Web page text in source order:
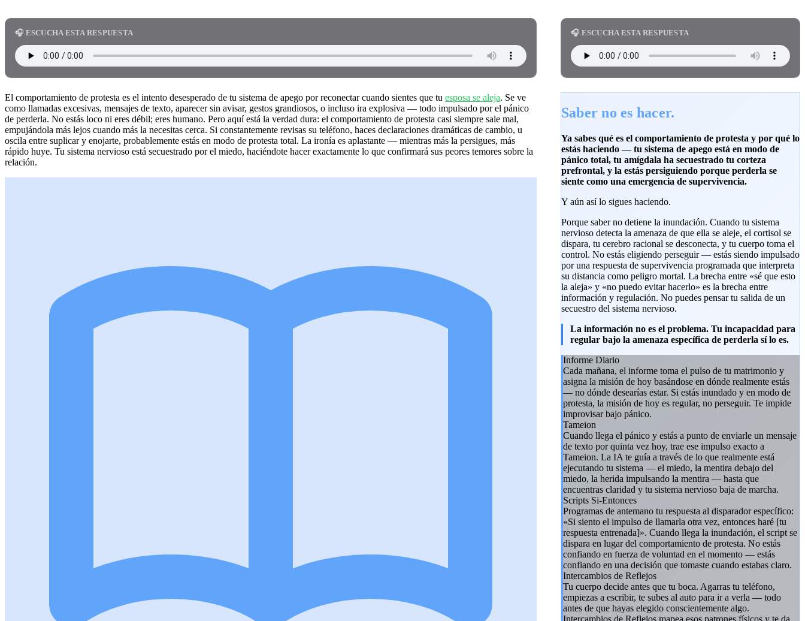
🎧 ESCUCHA ESTA RESPUESTA
El comportamiento de protesta es el intento desesperado de tu sistema de apego por reconectar cuando sientes que tu esposa se aleja. Se ve
como llamadas excesivas, mensajes de texto, aparecer sin avisar, gestos grandiosos, o incluso ira explosiva — todo impulsado por el pánico
de perderla. No estás loco ni eres débil; eres humano. Pero aquí está la verdad dura: el comportamiento de protesta casi siempre sale mal,
empujándola más lejos cuando más la necesitas cerca. Si constantemente revisas su teléfono, haces declaraciones dramáticas de cambio, u
oscila entre suplicar y enojarte, probablemente estás en modo de protesta total. La ironía es aplastante — mientras más la persigues, más
rápido huye. Tu sistema nervioso está secuestrado por el miedo, haciéndote hacer exactamente lo que confirmará sus peores temores sobre la
relación.
🎧 ESCUCHA ESTA RESPUESTA
Saber no es hacer.
Ya sabes qué es el comportamiento de protesta y por qué lo
estás haciendo — tu sistema de apego está en modo de
pánico total, tu amígdala ha secuestrado tu corteza
prefrontal, y la estás persiguiendo porque perderla se
siente como una emergencia de supervivencia.
Y aún así lo sigues haciendo.
Porque saber no detiene la inundación. Cuando tu sistema
nervioso detecta la amenaza de que ella se aleje, el cortisol se
dispara, tu cerebro racional se desconecta, y tu cuerpo toma el
control. No estás eligiendo perseguir — estás siendo impulsado
por una respuesta de supervivencia programada que interpreta
su distancia como peligro mortal. La brecha entre «sé que esto
la aleja» y «no puedo evitar hacerlo» es la brecha entre
información y regulación. No puedes pensar tu salida de un
secuestro del sistema nervioso.
La información no es el problema. Tu incapacidad para
regular bajo la amenaza específica de perderla sí lo es.
Informe Diario
Cada mañana, el informe toma el pulso de tu matrimonio y
asigna la misión de hoy basándose en dónde realmente estás
— no dónde desearías estar. Si estás inundado y en modo de
protesta, la misión de hoy es regular, no perseguir. Te impide
improvisar bajo pánico.
Tameion
Cuando llega el pánico y estás a punto de enviarle un mensaje
de texto por quinta vez hoy, trae ese impulso exacto a
Tameion. La IA te guía a través de lo que realmente está
ejecutando tu sistema — el miedo, la mentira debajo del
miedo, la herida impulsando la mentira — hasta que
encuentras claridad y tu sistema nervioso baja de marcha.
Scripts Si-Entonces
Programas de antemano tu respuesta al disparador específico:
«Si siento el impulso de llamarla otra vez, entonces haré [tu
respuesta entrenada]». Cuando llega la inundación, el script se
dispara en lugar del comportamiento de protesta. No estás
confiando en fuerza de voluntad en el momento — estás
confiando en una decisión que tomaste cuando estabas claro.
Intercambios de Reflejos
Tu cuerpo decide antes que tu boca. Agarras tu teléfono,
empiezas a escribir, te subes al auto para ir a verla — todo
antes de que hayas elegido conscientemente algo.
Intercambios de Reflejos mapea esos patrones físicos y te da